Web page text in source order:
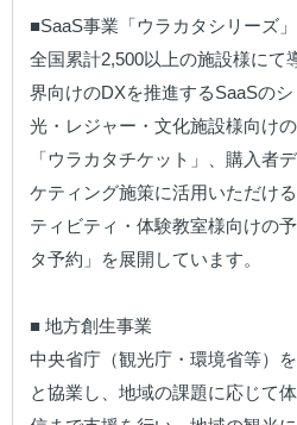
■SaaS事業「ウラカタシリーズ
全国累計2,500以上の施設様にて
界向けのDXを推進するSaaSの
光・レジャー・文化施設様向け
「ウラカタチケット」、購入者
ケティング施策に活用いただけ
ティビティ・体験教室様向けの
タ予約」を展開しています。
■ 地方創生事業
中央省庁（観光庁・環境省等）
と協業し、地域の課題に応じて